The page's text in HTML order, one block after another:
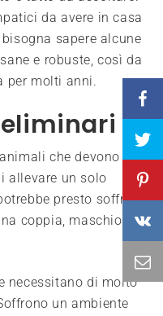
da avere in casa
sapere alcune
e robuste, così da
per molti anni.
che devono
allevare un solo
presto soffrire
coppia, maschio e
necessitano di molto
un ambiente